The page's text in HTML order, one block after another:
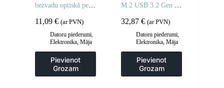
bezvadu optiskā pele
4000dpi melna
11,09 € (ar PVN)
Datoru piederumi,
Elektronika, Māja
Pievienot
Grozam
M.2 USB 3.2 Gen 2
10Gbps pelēkā krāsā
32,87€ (ar PVN)
Datoru piederumi,
Elektronika,Māja
Pievienot
Grozam